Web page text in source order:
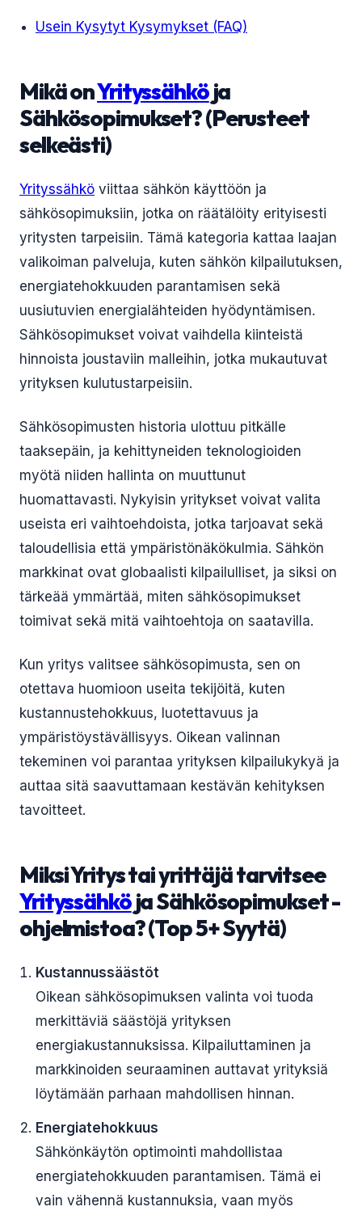
Usein Kysytyt Kysymykset (FAQ)
Mikä onYrityssähköja
Sähkösopimukset? (Perusteet
selkeästi)
Yrityssähkö viittaa sähkön käyttöön ja
sähkösopimuksiin, jotka on räätälöity erityisesti
yritysten tarpeisiin. Tämä kategoria kattaa laajan
valikoiman palveluja, kuten sähkön kilpailutuksen,
energiatehokkuuden parantamisen sekä
uusiutuvien energialähteiden hyödyntämisen.
Sähkösopimukset voivat vaihdella kiinteistä
hinnoista joustaviin malleihin, jotka mukautuvat
yrityksen kulutustarpeisiin.
Sähkösopimusten historia ulottuu pitkälle
taaksepäin, ja kehittyneiden teknologioiden
myötä niiden hallinta on muuttunut
huomattavasti. Nykyisin yritykset voivat valita
useista eri vaihtoehdoista, jotka tarjoavat sekä
taloudellisia että ympäristönäkökulmia. Sähkön
markkinat ovat globaalisti kilpailulliset, ja siksi on
tärkeää ymmärtää, miten sähkösopimukset
toimivat sekä mitä vaihtoehtoja on saatavilla.
Kun yritys valitsee sähkösopimusta, sen on
otettava huomioon useita tekijöitä, kuten
kustannustehokkuus, luotettavuus ja
ympäristöystävällisyys. Oikean valinnan
tekeminen voi parantaa yrityksen kilpailukykyä ja
auttaa sitä saavuttamaan kestävän kehityksen
tavoitteet.
Miksi Yritys tai yrittäjä tarvitsee
Yrityssähköja Sähkösopimukset -
ohjelmistoa? (Top 5+ Syytä)
Kustannussäästöt
Oikean sähkösopimuksen valinta voi tuoda
merkittäviä säästöjä yrityksen
energiakustannuksissa. Kilpailuttaminen ja
markkinoiden seuraaminen auttavat yrityksiä
löytämään parhaan mahdollisen hinnan.
Energiatehokkuus
Sähkönkäytön optimointi mahdollistaa
energiatehokkuuden parantamisen. Tämä ei
vain vähennä kustannuksia, vaan myös